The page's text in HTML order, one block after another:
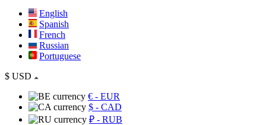
English
Spanish
French
Russian
Portuguese
$ USD
€ - EUR
$ - CAD
₽ - RUB